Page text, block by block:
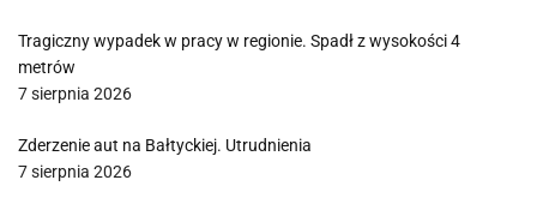
Tragiczny wypadek w pracy w regionie. Spadł z wysokości 4
metrów
7 sierpnia 2026
Zderzenie aut na Bałtyckiej. Utrudnienia
7 sierpnia 2026